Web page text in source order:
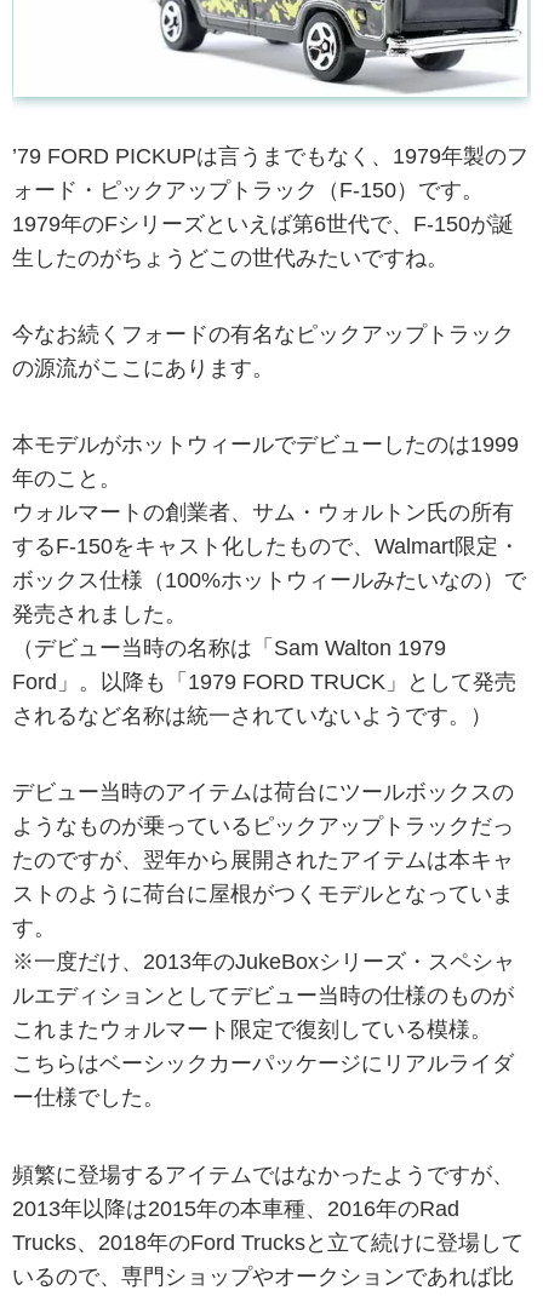
’79 FORD PICKUPは言うまでもなく、1979年製のフ
ォード・ピックアップトラック（F-150）です。
1979年のFシリーズといえば第6世代で、F-150が誕
生したのがちょうどこの世代みたいですね。
今なお続くフォードの有名なピックアップトラック
の源流がここにあります。
本モデルがホットウィールでデビューしたのは1999
年のこと。
ウォルマートの創業者、サム・ウォルトン氏の所有
するF-150をキャスト化したもので、Walmart限定・
ボックス仕様（100%ホットウィールみたいなの）で
発売されました。
（デビュー当時の名称は「Sam Walton 1979
Ford」。以降も「1979 FORD TRUCK」として発売
されるなど名称は統一されていないようです。）
デビュー当時のアイテムは荷台にツールボックスの
ようなものが乗っているピックアップトラックだっ
たのですが、翌年から展開されたアイテムは本キャ
ストのように荷台に屋根がつくモデルとなっていま
す。
※一度だけ、2013年のJukeBoxシリーズ・スペシャ
ルエディションとしてデビュー当時の仕様のものが
これまたウォルマート限定で復刻している模様。
こちらはベーシックカーパッケージにリアルライダ
ー仕様でした。
頻繁に登場するアイテムではなかったようですが、
2013年以降は2015年の本車種、2016年のRad
Trucks、2018年のFord Trucksと立て続けに登場して
いるので、専門ショップやオークションであれば比